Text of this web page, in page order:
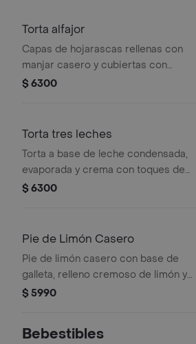
Torta alfajor
Capas de hojarascas rellenas con
manjar casero y cubiertas con
merengue
$ 6300
Torta tres leches
Torta a base de leche condensada,
evaporada y crema con toques de
vainilla y cubierta de merengue
$ 6300
Pie de Limón Casero
Pie de limón casero con base de
galleta, relleno cremoso de limón y
merengue dorado.
$ 5990
Bebestibles